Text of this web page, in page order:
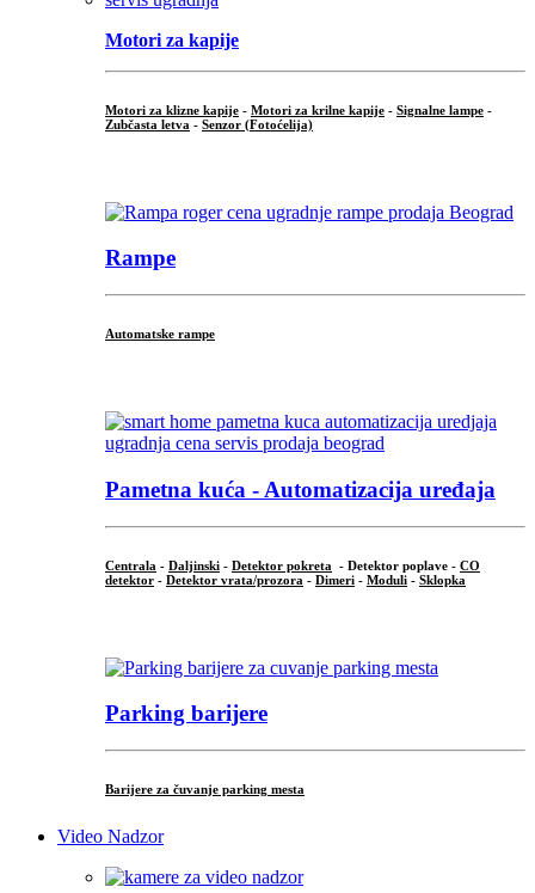
Motori za kapije
Motori za klizne kapije - Motori za krilne kapije - Signalne lampe -
Zubčasta letva - Senzor (Fotoćelija)
Rampe
Automatske rampe
Pametna kuća - Automatizacija uređaja
Centrala - Daljinski - Detektor pokreta - Detektor poplave - CO
detektor - Detektor vrata/prozora - Dimeri - Moduli - Sklopka
Parking barijere
Barijere za čuvanje parking mesta
Video Nadzor